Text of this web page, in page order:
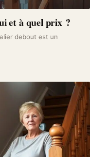
et à quel prix ?
debout est un